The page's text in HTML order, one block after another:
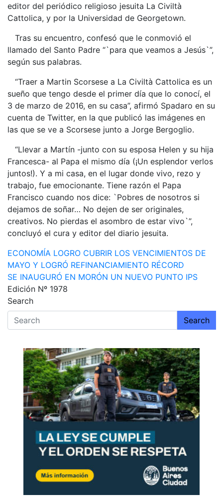
editor del periódico religioso jesuita La Civiltà
Cattolica, y por la Universidad de Georgetown.
Tras su encuentro, confesó que le conmovió el
llamado del Santo Padre “`para que veamos a Jesús`”,
según sus palabras.
“Traer a Martin Scorsese a La Civiltà Cattolica es un
sueño que tengo desde el primer día que lo conocí, el
3 de marzo de 2016, en su casa”, afirmó Spadaro en su
cuenta de Twitter, en la que publicó las imágenes en
las que se ve a Scorsese junto a Jorge Bergoglio.
“Llevar a Martín -junto con su esposa Helen y su hija
Francesca- al Papa el mismo día (¡Un esplendor verlos
juntos!). Y a mi casa, en el lugar donde vivo, rezo y
trabajo, fue emocionante. Tiene razón el Papa
Francisco cuando nos dice: `Pobres de nosotros si
dejamos de soñar… No dejen de ser originales,
creativos. No pierdas el asombro de estar vivo`”,
concluyó el cura y editor del diario jesuita.
Navegación
de
entradas
ECONOMÍA LOGRO CUBRIR LOS VENCIMIENTOS DE
MAYO Y LOGRÓ REFINANCIAMIENTO RÉCORD
SE INAUGURÓ EN MORÓN UN NUEVO PUNTO IPS
Edición Nº 1978
Search
Search